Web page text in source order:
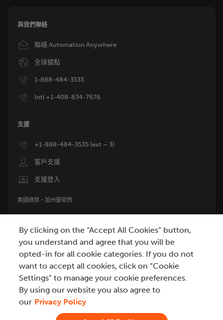
與我們聯絡
Image聯絡 Automation Anywhere
Image全球據點
Image1-888-484-3535
ImageIntl +1-408-834-7676
支援
Image +1-888-484-3535 (ext – 3)
Image客戶支援
Image支援登入
美國總部，加州聖荷西
隱私權 不要販售我的個人資訊 現代奴役聲明
認證與合規性 漏洞揭露政策 詞彙表
By clicking on the “Accept All Cookies” button,
you understand and agree that you will be
opted-in for all cookie categories. If you do not
want to accept all cookies, click on “Cookie
Settings” to manage your cookie preferences.
By using our website you also agree to
our Privacy Policy